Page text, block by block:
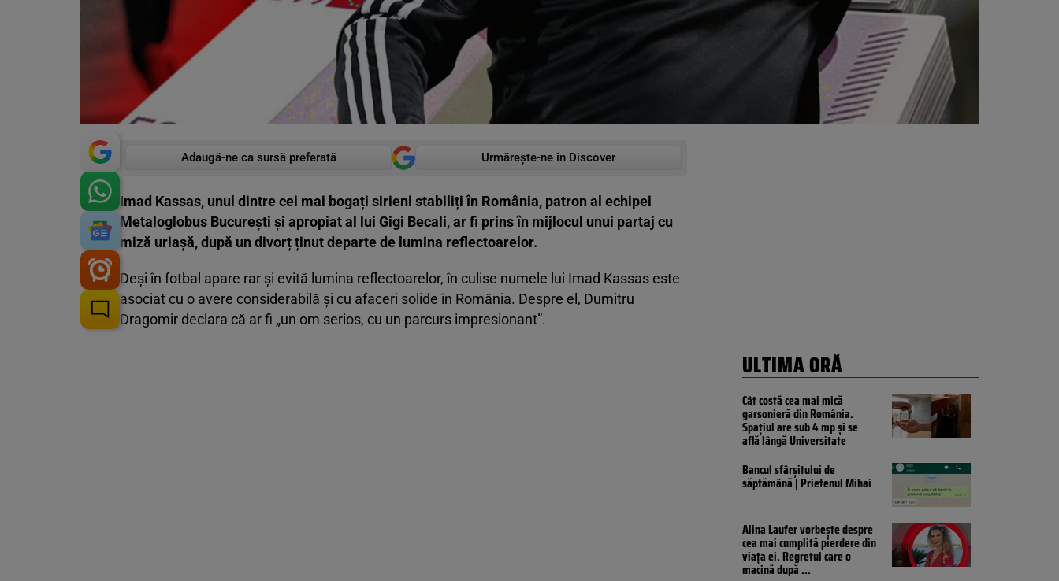
Adaugă-ne ca sursă preferată Urmărește-ne în Discover
Imad Kassas, unul dintre cei mai bogați sirieni stabiliți în România, patron al echipei
Metaloglobus București și apropiat al lui Gigi Becali, ar fi prins în mijlocul unui partaj cu
miză uriașă, după un divorț ținut departe de lumina reflectoarelor.
Deși în fotbal apare rar și evită lumina reflectoarelor, în culise numele lui Imad Kassas este
asociat cu o avere considerabilă și cu afaceri solide în România. Despre el, Dumitru
Dragomir declara că ar fi „un om serios, cu un parcurs impresionant”.
ULTIMA ORĂ
Cât costă cea mai mică
garsonieră din România.
Spațiul are sub 4 mp și se
află lângă Universitate
Bancul sfârșitului de
săptămână | Prietenul Mihai
Alina Laufer vorbește despre
cea mai cumplită pierdere din
viața ei. Regretul care o
macină după...